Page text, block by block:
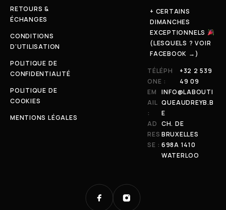
RETOURS &
ÉCHANGES
CONDITIONS
D'UTILISATION
POLITIQUE DE
CONFIDENTIALITÉ
POLITIQUE DE
COOKIES
MENTIONS LÉGALES
+ CERTAINS
DIMANCHES
EXCEPTIONNELS
(LESQUELS ? VOIR
FACEBOOK →)
TÉLÉPH
ONE :
+32 2 539
49 09
EM
AIL
:
INFO@LABOUTI
QUEAUDREYB.B
E
AD
RES
SE :
CH. DE
BRUXELLES
698A 1410
WATERLOO